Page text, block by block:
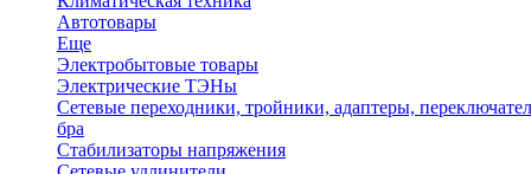
Автотовары
Еще
Электробытовые товары
Электрические ТЭНы
Сетевые переходники, тройники, адаптеры,
бра
Стабилизаторы напряжения